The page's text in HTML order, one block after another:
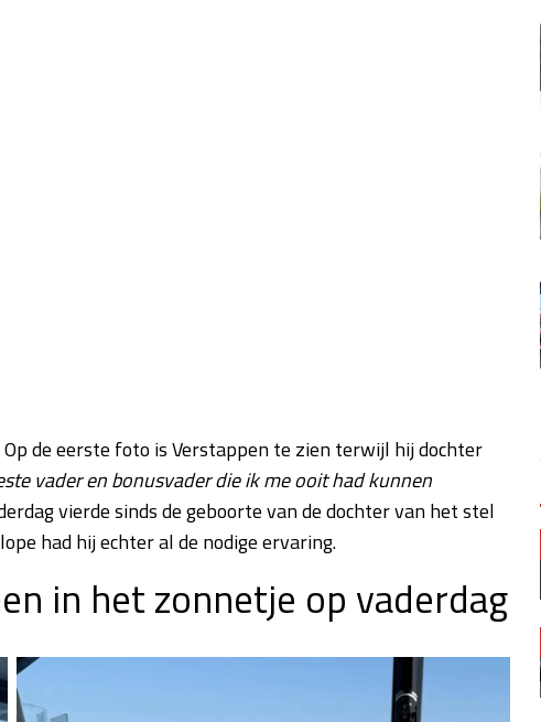
de eerste foto is Verstappen te zien terwijl hij dochter
vader en bonusvader die ik me ooit had kunnen
vierde sinds de geboorte van de dochter van het stel
had hij echter al de nodige ervaring.
in het zonnetje op vaderdag